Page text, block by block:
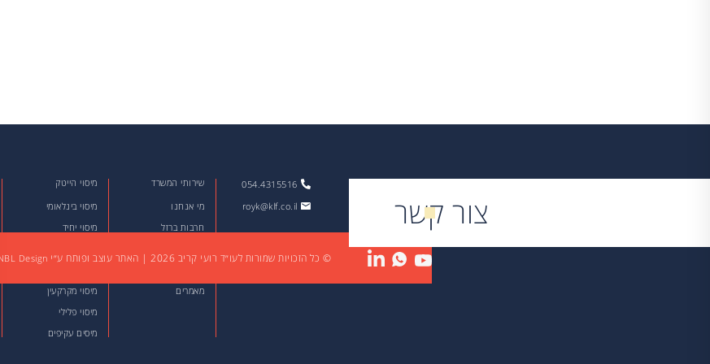
צור קשר
054.4315516
royk@klf.co.il
שירותי המשרד
מי אנחנו
חרבות ברזל
מאמרים
מיסוי הייטק
מיסוי בינלאומי
מיסוי יחיד
מיסוי מקרקעין
מיסוי פלילי
מיסים עקיפים
© כל הזכויות שמורות לעו״ד רועי קריב 2026 | האתר עוצב ופותח ע״י Design